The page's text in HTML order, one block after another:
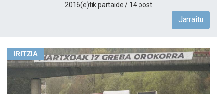
2016(e)tik partaide / 14 post
Jarraitu
IRITZIA